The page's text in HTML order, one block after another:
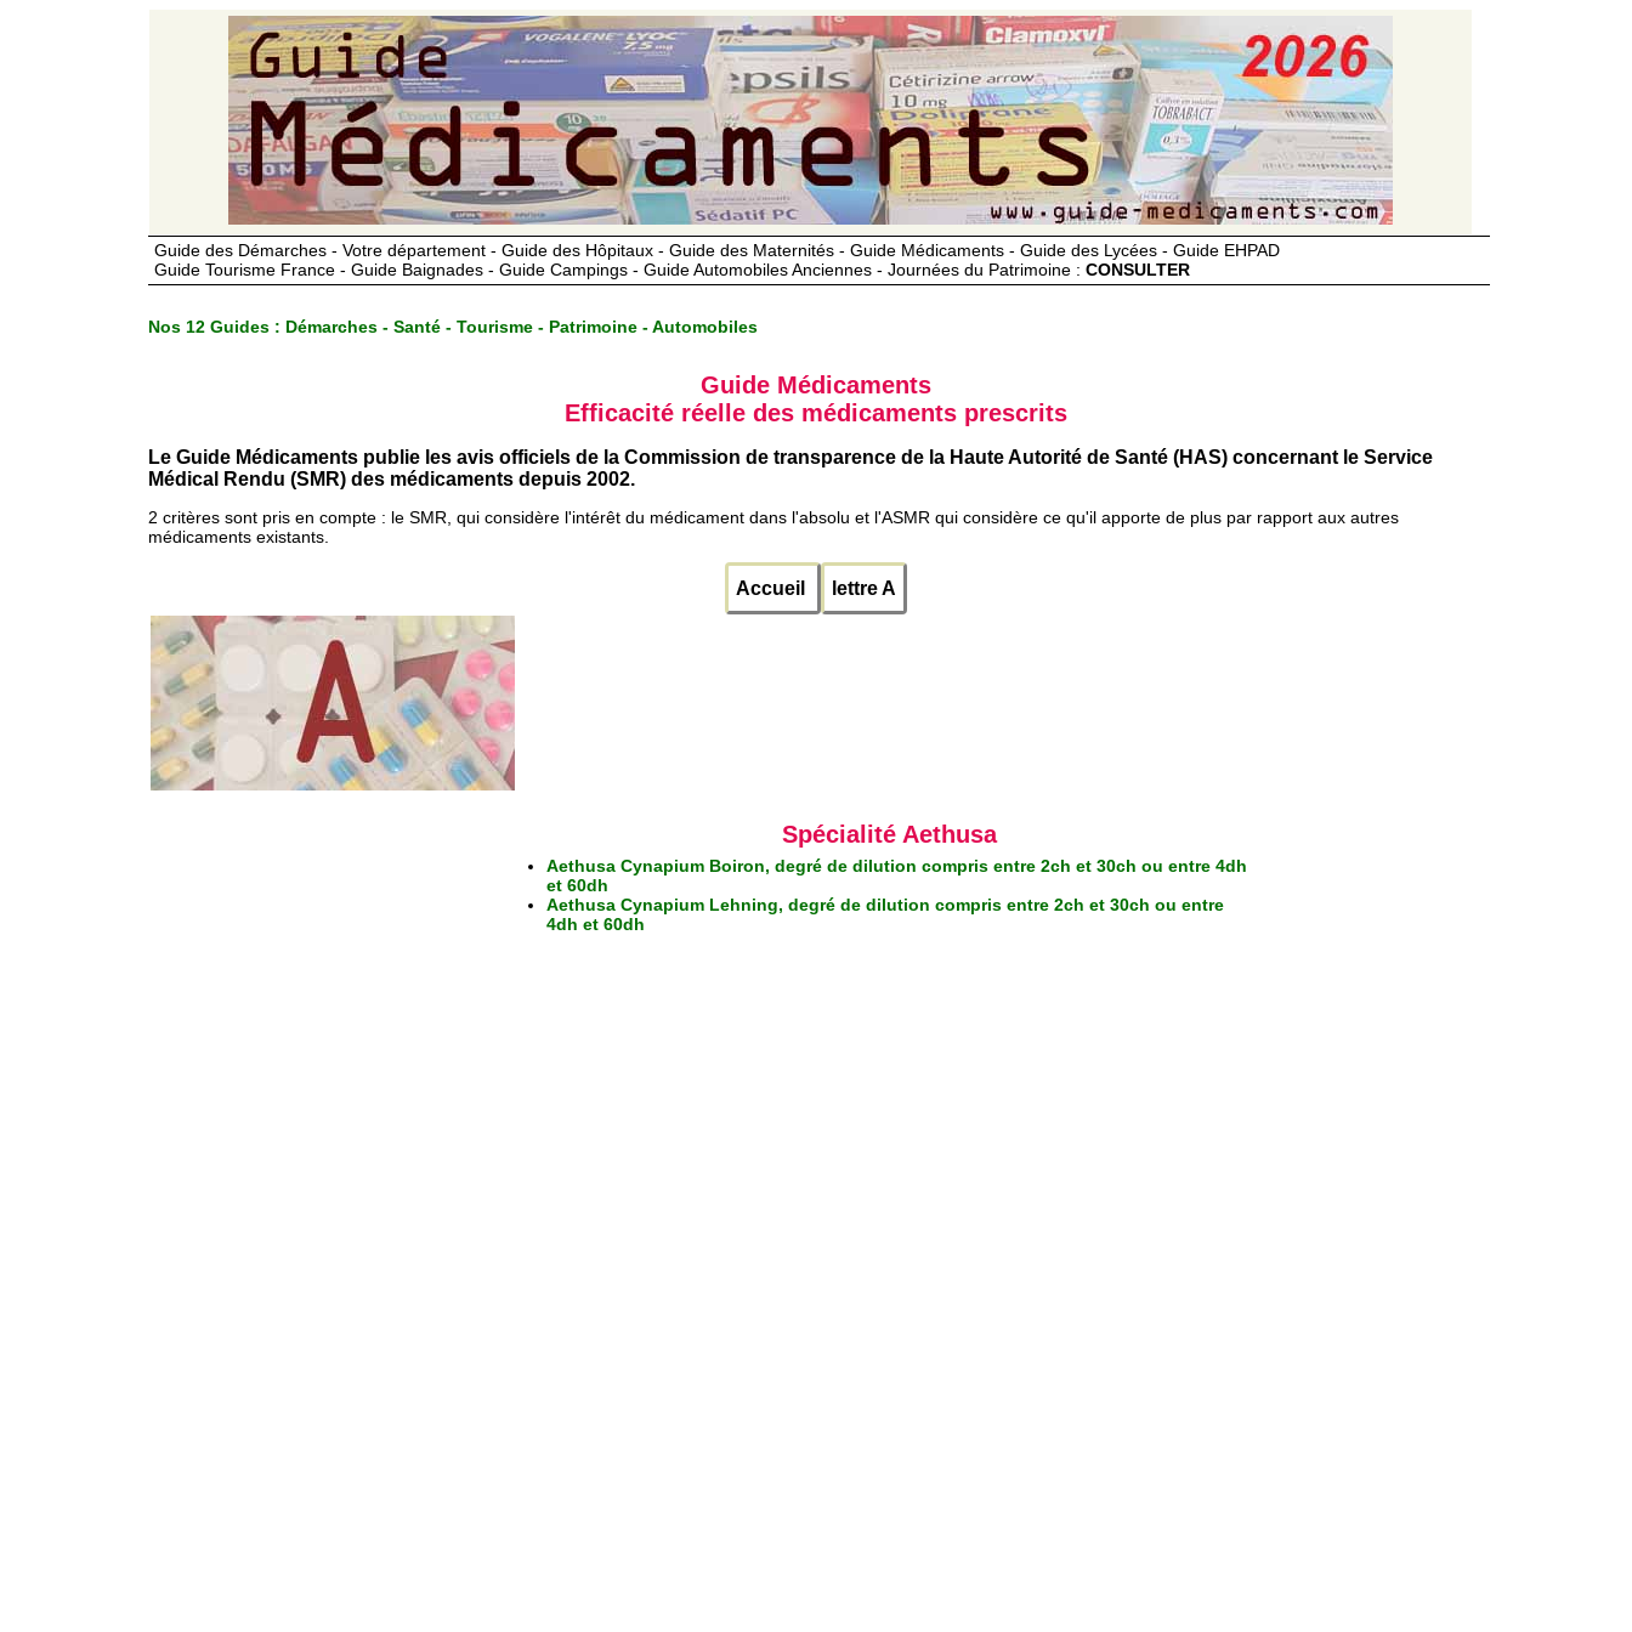
Guide des Démarches - Votre département - Guide des Hôpitaux - Guide des Maternités - Guide Médicaments - Guide des Lycées - Guide EHPAD
Guide Tourisme France - Guide Baignades - Guide Campings - Guide Automobiles Anciennes - Journées du Patrimoine : CONSULTER
Nos 12 Guides : Démarches - Santé - Tourisme - Patrimoine - Automobiles
Guide Médicaments
Efficacité réelle des médicaments prescrits
Le Guide Médicaments publie les avis officiels de la Commission de transparence de la Haute Autorité de Santé (HAS) concernant le Service
Médical Rendu (SMR) des médicaments depuis 2002.
2 critères sont pris en compte : le SMR, qui considère l'intérêt du médicament dans l'absolu et l'ASMR qui considère ce qu'il apporte de plus par rapport aux autres
médicaments existants.
Accueil lettre A
Spécialité Aethusa
Aethusa Cynapium Boiron, degré de dilution compris entre 2ch et 30ch ou entre 4dh
et 60dh
Aethusa Cynapium Lehning, degré de dilution compris entre 2ch et 30ch ou entre
4dh et 60dh